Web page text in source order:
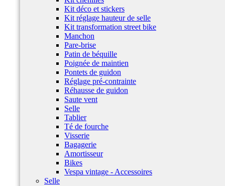
Kit déco et stickers
Kit réglage hauteur de selle
Kit transformation street bike
Manchon
Pare-brise
Patin de béquille
Poignée de maintien
Pontets de guidon
Réglage pré-contrainte
Réhausse de guidon
Saute vent
Selle
Tablier
Té de fourche
Visserie
Bagagerie
Amortisseur
Bikes
Vespa vintage - Accessoires
Selle